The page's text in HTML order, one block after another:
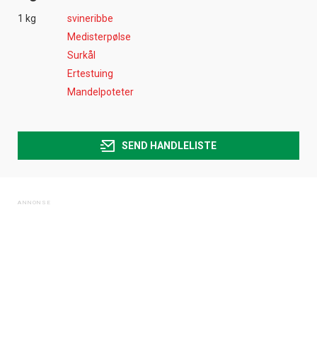
1 kg
svineribbe
Medisterpølse
Surkål
Ertestuing
Mandelpoteter
SEND HANDLELISTE